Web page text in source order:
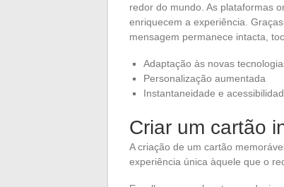
redor do mundo. As plataformas
enriquecem a experiência.
mensagem permanece intacta,
Adaptação às novas
Personalização aumentada
Instantaneidade e
Criar um cartão
A criação de um cartão
experiência única àquele que o